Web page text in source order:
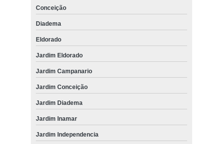
Conceição
Diadema
Eldorado
Jardim Eldorado
Jardim Campanario
Jardim Conceição
Jardim Diadema
Jardim Inamar
Jardim Independencia